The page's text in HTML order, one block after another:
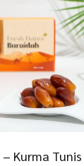
– Kurma Tunis